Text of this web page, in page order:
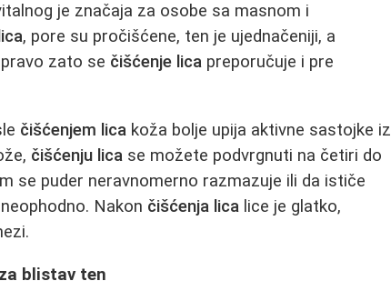
je značaja za osobe sa masnom i
, pore su pročišćene, ten je ujednačeniji, a
zato se čišćenje lica preporučuje i pre
čišćenjem lica koža bolje upija aktivne sastojke iz
čišćenju lica se možete podvrgnuti na četiri do
se puder neravnomerno razmazuje ili da ističe
neophodno. Nakon čišćenja lica lice je glatko,
blistav ten